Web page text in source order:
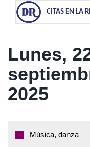
CITAS EN LA
Lunes,
2025
Música, danza